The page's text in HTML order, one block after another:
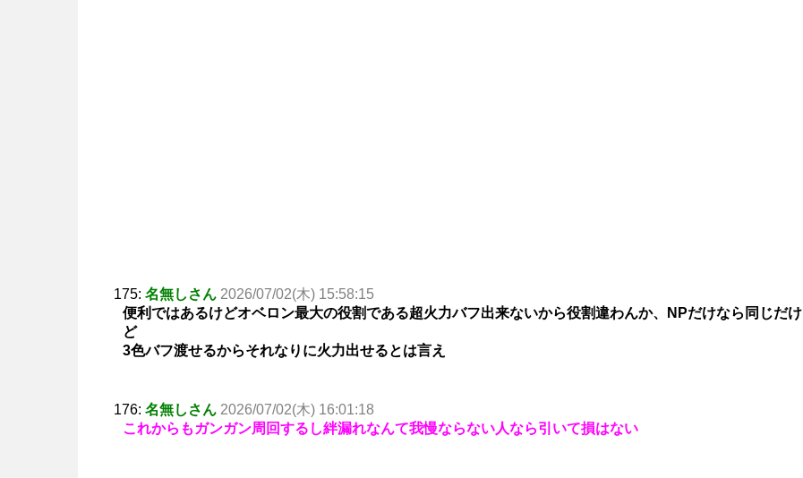
175: 名無しさん 2026/07/02(木) 15:58:15
便利ではあるけどオベロン最大の役割である超火力バフ出来ないから役割違わんか、NPだけなら同じだけ
ど
3色バフ渡せるからそれなりに火力出せるとは言え
176: 名無しさん 2026/07/02(木) 16:01:18
これからもガンガン周回するし絆漏れなんて我慢ならない人なら引いて損はない